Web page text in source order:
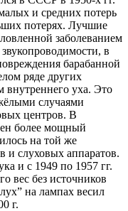
и средних потерь
потерях. Лучшие
заболеванием
в
барабанной
ряде других
внутреннего уха. Это
случаями
центров. В
более мощный
на той же
и слуховых аппаратов.
и с 1949 по 1957 гг.
вес без источников
на лампах весил
г.